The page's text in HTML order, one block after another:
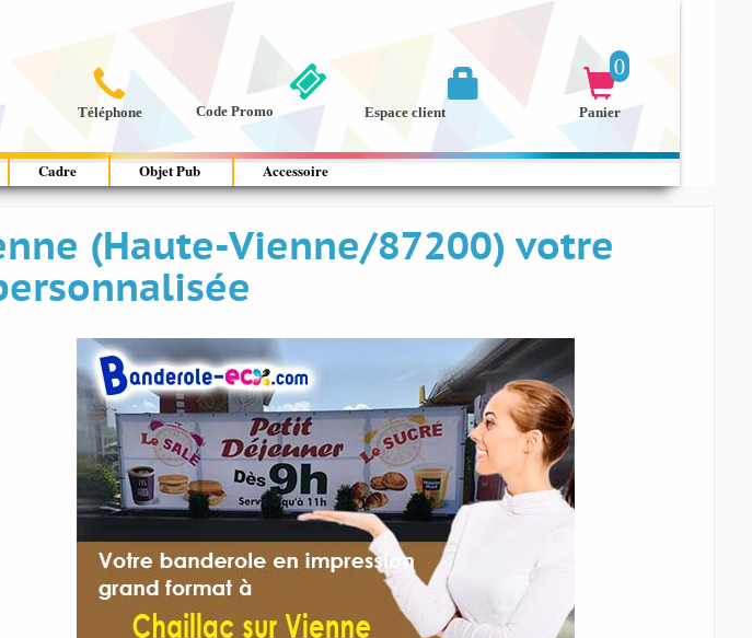

Téléphone
0

Panier

Espace client
Code Promo
Cadre Objet Pub Accessoire
(Haute-Vienne/87200) votre